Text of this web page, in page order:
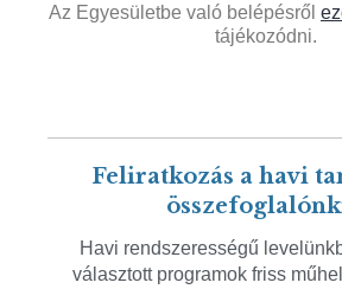
Az Egyesületbe való belépésről
tájékozódni.
Feliratkozás a havi
Havi rendszerességű
választott programok friss